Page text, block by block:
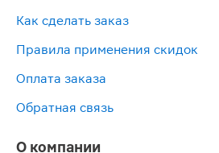
Как сделать заказ
Правила применения скидок
Оплата заказа
Обратная связь
О компании